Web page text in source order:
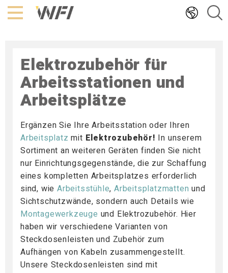
Hoppa
till
Elektrozubehör für
Arbeitsstationen und
Arbeitsplätze
Ergänzen Sie Ihre Arbeitsstation oder Ihren
Arbeitsplatz mit Elektrozubehör! In unserem
Sortiment an weiteren Geräten finden Sie nicht
nur Einrichtungsgegenstände, die zur Schaffung
eines kompletten Arbeitsplatzes erforderlich
sind, wie Arbeitsstühle,Arbeitsplatzmatten und
Sichtschutzwände, sondern auch Details wie
Montagewerkzeuge und Elektrozubehör. Hier
haben wir verschiedene Varianten von
Steckdosenleisten und Zubehör zum
Aufhängen von Kabeln zusammengestellt.
Unsere Steckdosenleisten sind mit